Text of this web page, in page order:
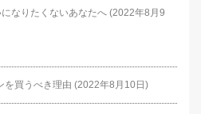
なりたくないあなたへ (2022年8月9
を買うべき理由 (2022年8月10日)